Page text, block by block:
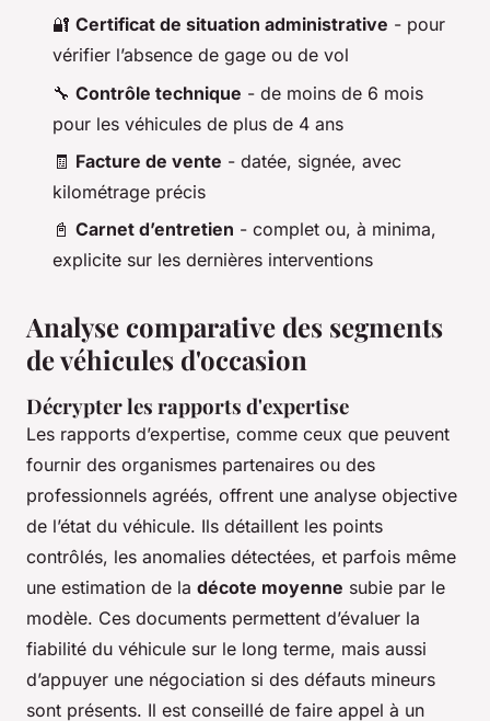
🔐 Certificat de situation administrative - pour
vérifier l’absence de gage ou de vol
🔧 Contrôle technique - de moins de 6 mois
pour les véhicules de plus de 4 ans
🧾 Facture de vente - datée, signée, avec
kilométrage précis
📓 Carnet d’entretien - complet ou, à minima,
explicite sur les dernières interventions
Analyse comparative des segments
de véhicules d'occasion
Décrypter les rapports d'expertise
Les rapports d’expertise, comme ceux que peuvent
fournir des organismes partenaires ou des
professionnels agréés, offrent une analyse objective
de l’état du véhicule. Ils détaillent les points
contrôlés, les anomalies détectées, et parfois même
une estimation de la décote moyenne subie par le
modèle. Ces documents permettent d’évaluer la
fiabilité du véhicule sur le long terme, mais aussi
d’appuyer une négociation si des défauts mineurs
sont présents. Il est conseillé de faire appel à un